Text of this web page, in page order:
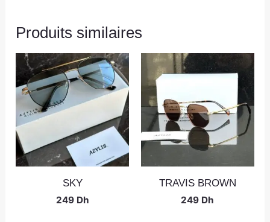
Produits similaires
SKY
249 Dh
TRAVIS BROWN
249 Dh